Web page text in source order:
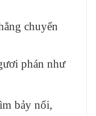
chuyển
phán như
bảy nổi,